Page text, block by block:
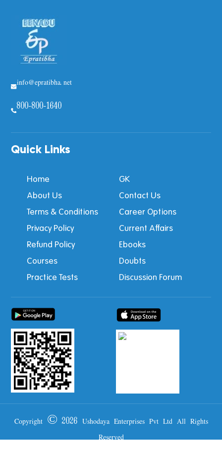
info@epratibha.net
800-800-1640
Quick Links
Home
GK
About Us
Contact Us
Terms & Conditions
Career Options
Privacy Policy
Current Affairs
Refund Policy
Ebooks
Courses
Doubts
Practice Tests
Discussion Forum
Copyright © 2026 Ushodaya Enterprises Pvt Ltd All Rights
Reserved